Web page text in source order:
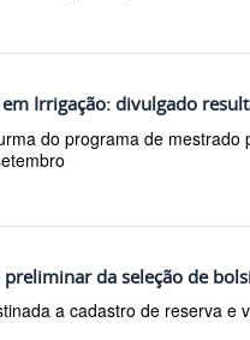
Irrigação: divulgado
do programa de mestrado
preliminar da seleção de
a cadastro de reserva e